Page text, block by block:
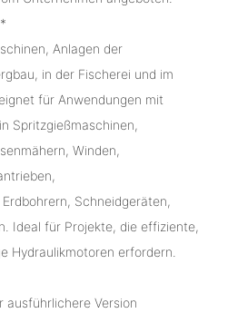
Anlagen der
in der Fischerei und im
für Anwendungen mit
Spritzgießmaschinen,
Winden,
Schneidgeräten,
Ideal für Projekte, die effiziente,
Hydraulikmotoren erfordern.
ausführlichere Version